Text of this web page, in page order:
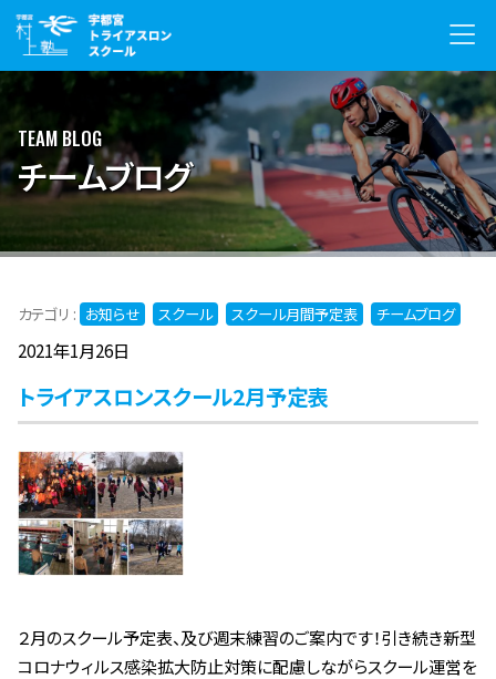
TEAM BLOG
チームブログ
カテゴリ : お知らせ スクール スクール月間予定表 チームブログ
2021年1月26日
トライアスロンスクール2月予定表
２月のスクール予定表、及び週末練習のご案内です！引き続き新型
コロナウィルス感染拡大防止対策に配慮しながらスクール運営を